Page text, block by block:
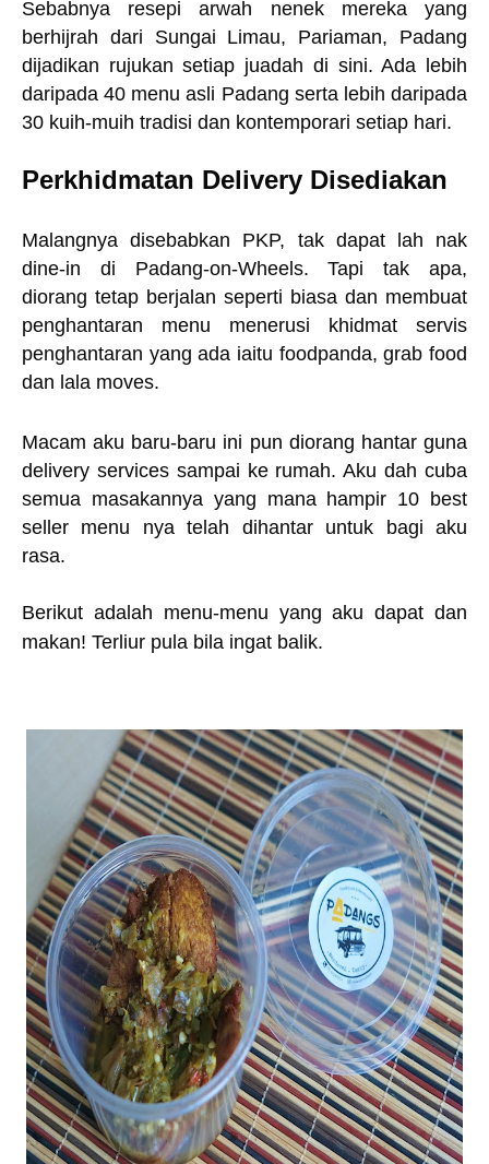
Sebabnya resepi arwah nenek mereka yang
berhijrah dari Sungai Limau, Pariaman, Padang
dijadikan rujukan setiap juadah di sini. Ada lebih
daripada 40 menu asli Padang serta lebih daripada
30 kuih-muih tradisi dan kontemporari setiap hari.
Perkhidmatan Delivery Disediakan
Malangnya disebabkan PKP, tak dapat lah nak
dine-in di Padang-on-Wheels. Tapi tak apa,
diorang tetap berjalan seperti biasa dan membuat
penghantaran menu menerusi khidmat servis
penghantaran yang ada iaitu foodpanda, grab food
dan lala moves.
Macam aku baru-baru ini pun diorang hantar guna
delivery services sampai ke rumah. Aku dah cuba
semua masakannya yang mana hampir 10 best
seller menu nya telah dihantar untuk bagi aku
rasa.
Berikut adalah menu-menu yang aku dapat dan
makan! Terliur pula bila ingat balik.